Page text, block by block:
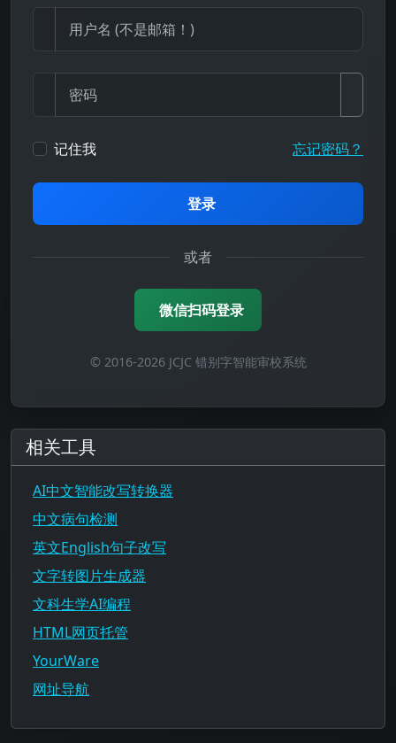
记住我 忘记密码？
登录
或者
微信扫码登录
© 2016-2026 JCJC 错别字智能审校系统
相关工具
AI中文智能改写转换器
中文病句检测
英文English句子改写
文字转图片生成器
文科生学AI编程
HTML网页托管
YourWare
网址导航